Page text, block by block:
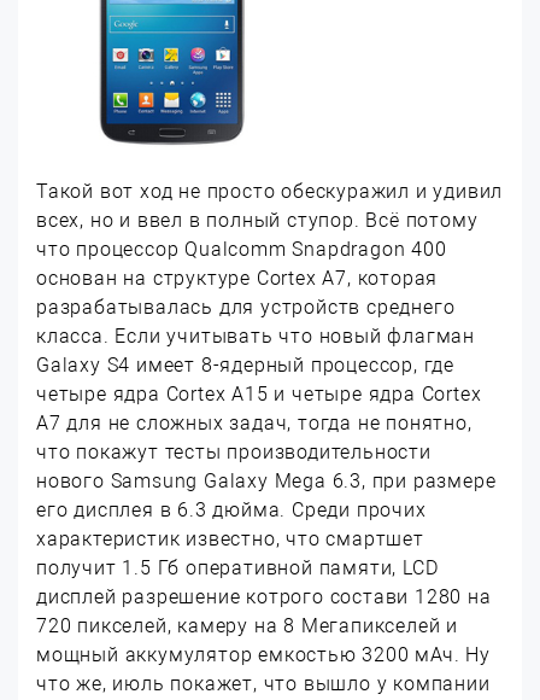
Такой вот ход не просто обескуражил и удивил
всех, но и ввел в полный ступор. Всё потому
что процессор Qualcomm Snapdragon 400
основан на структуре Cortex A7, которая
разрабатывалась для устройств среднего
класса. Если учитывать что новый флагман
Galaxy S4 имеет 8-ядерный процессор, где
четыре ядра Cortex A15 и четыре ядра Cortex
A7 для не сложных задач, тогда не понятно,
что покажут тесты производительности
нового Samsung Galaxy Mega 6.3, при размере
его дисплея в 6.3 дюйма. Среди прочих
характеристик известно, что смартшет
получит 1.5 Гб оперативной памяти, LCD
дисплей разрешение котрого состави 1280 на
720 пикселей, камеру на 8 Мегапикселей и
мощный аккумулятор емкостью 3200 мАч. Ну
что же, июль покажет, что вышло у компании